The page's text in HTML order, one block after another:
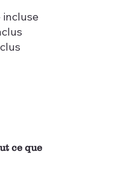
incluse
ce que